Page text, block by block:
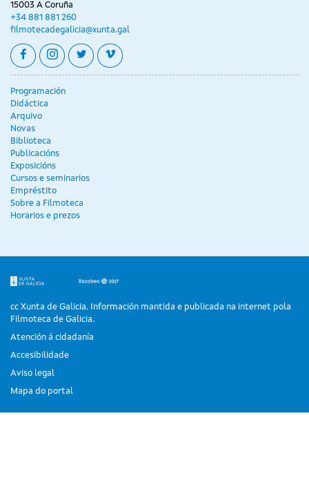
15003 A Coruña
+34 881 881 260
filmotecadegalicia@xunta.gal
facebookinstagram
twittervimeo
Programación
Didáctica
Arquivo
Novas
Biblioteca
Publicacións
Exposicións
Cursos e seminarios
Empréstito
Sobre a Filmoteca
Horarios e prezos
cc Xunta de Galicia. Información mantida e publicada na internet pola
Filmoteca de Galicia.
Atención á cidadanía
Accesibilidade
Aviso legal
Mapa do portal